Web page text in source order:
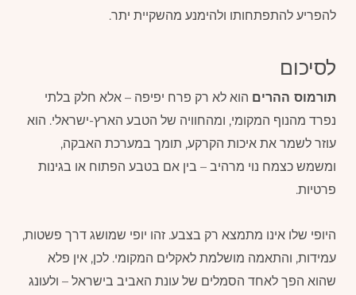
להפריע להתפתחותו ולהימנע מהשקיית יתר.
לסיכום
תורמוס ההרים הוא לא רק פרח יפיפה – אלא חלק בלתי
נפרד מהנוף המקומי, ומהחוויה של הטבע הארץ-ישראלי. הוא
עוזר לשמר את איכות הקרקע, תומך במערכת האבקה,
ומשמש כצמח נוי מרהיב – בין אם בטבע הפתוח או בגינות
פרטיות.
היופי שלו אינו מתמצא רק בצבע. זהו יופי שמושג דרך פשטות,
עמידות, והתאמה מושלמת לאקלים המקומי. לכן, אין פלא
שהוא הפך לאחד הסמלים של עונת האביב בישראל – ולעונג